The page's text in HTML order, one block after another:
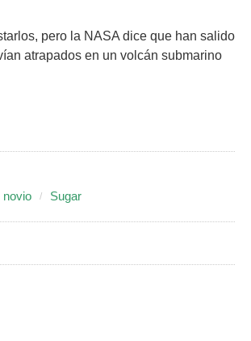
pero la NASA dice que han salido
atrapados en un volcán submarino
novio Sugar